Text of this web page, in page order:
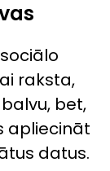
raksta,
bet,
apliecināt
datus.